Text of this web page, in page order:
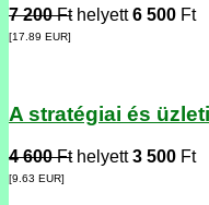
7 200 Fthelyett6 500 Ft
[17.89 EUR]
A stratégiai és
4 600 Fthelyett3 500 Ft
[9.63 EUR]